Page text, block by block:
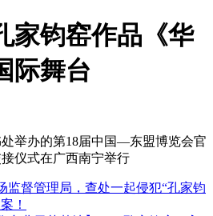
家钧窑作品《华
际舞台
举办的第18届中国—东盟博览会官
仪式在广西南宁举行
监督管理局，查处一起侵犯“孔家钧
！